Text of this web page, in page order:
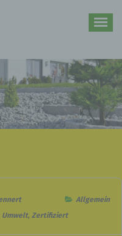
Allgemein
Umwelt, Zertifiziert